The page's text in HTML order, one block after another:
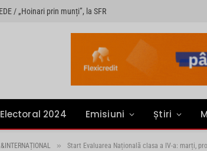
/ „Hoinari prin munți”, la SFR
Electoral 2024 Emisiuni Știri
» Start Evaluarea Națională clasa a IV-a: marți,